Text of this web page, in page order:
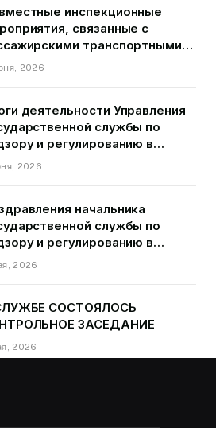
инспекционные
связанные с
транспортными
на территории
2026
деятельности Управления
службы по
и регулированию в
транспорта ГБАО в
2026
начальника
службы по
и регулированию в
транспорта Курбонзода
2026
СОСТОЯЛОСЬ
ЗАСЕДАНИЕ
2026